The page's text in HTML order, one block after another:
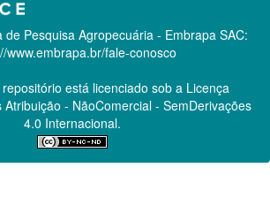
de Pesquisa Agropecuária - Embrapa SAC:
www.embrapa.br/fale-conosco
está licenciado sob a Licença
Atribuição - NãoComercial - SemDerivações
4.0 Internacional.